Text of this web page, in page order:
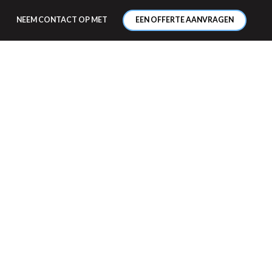
NEEM CONTACT OP MET EEN OFFERTE AANVRAGEN